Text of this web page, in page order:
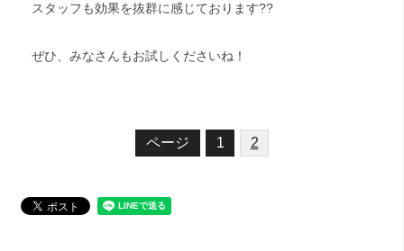
スタッフも効果を抜群に感じております??
ぜひ、みなさんもお試しくださいね！
ページ 1 2